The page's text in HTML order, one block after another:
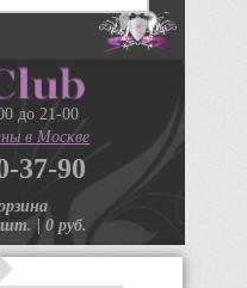
до 21-00
в Москве
37-90
| 0 руб.